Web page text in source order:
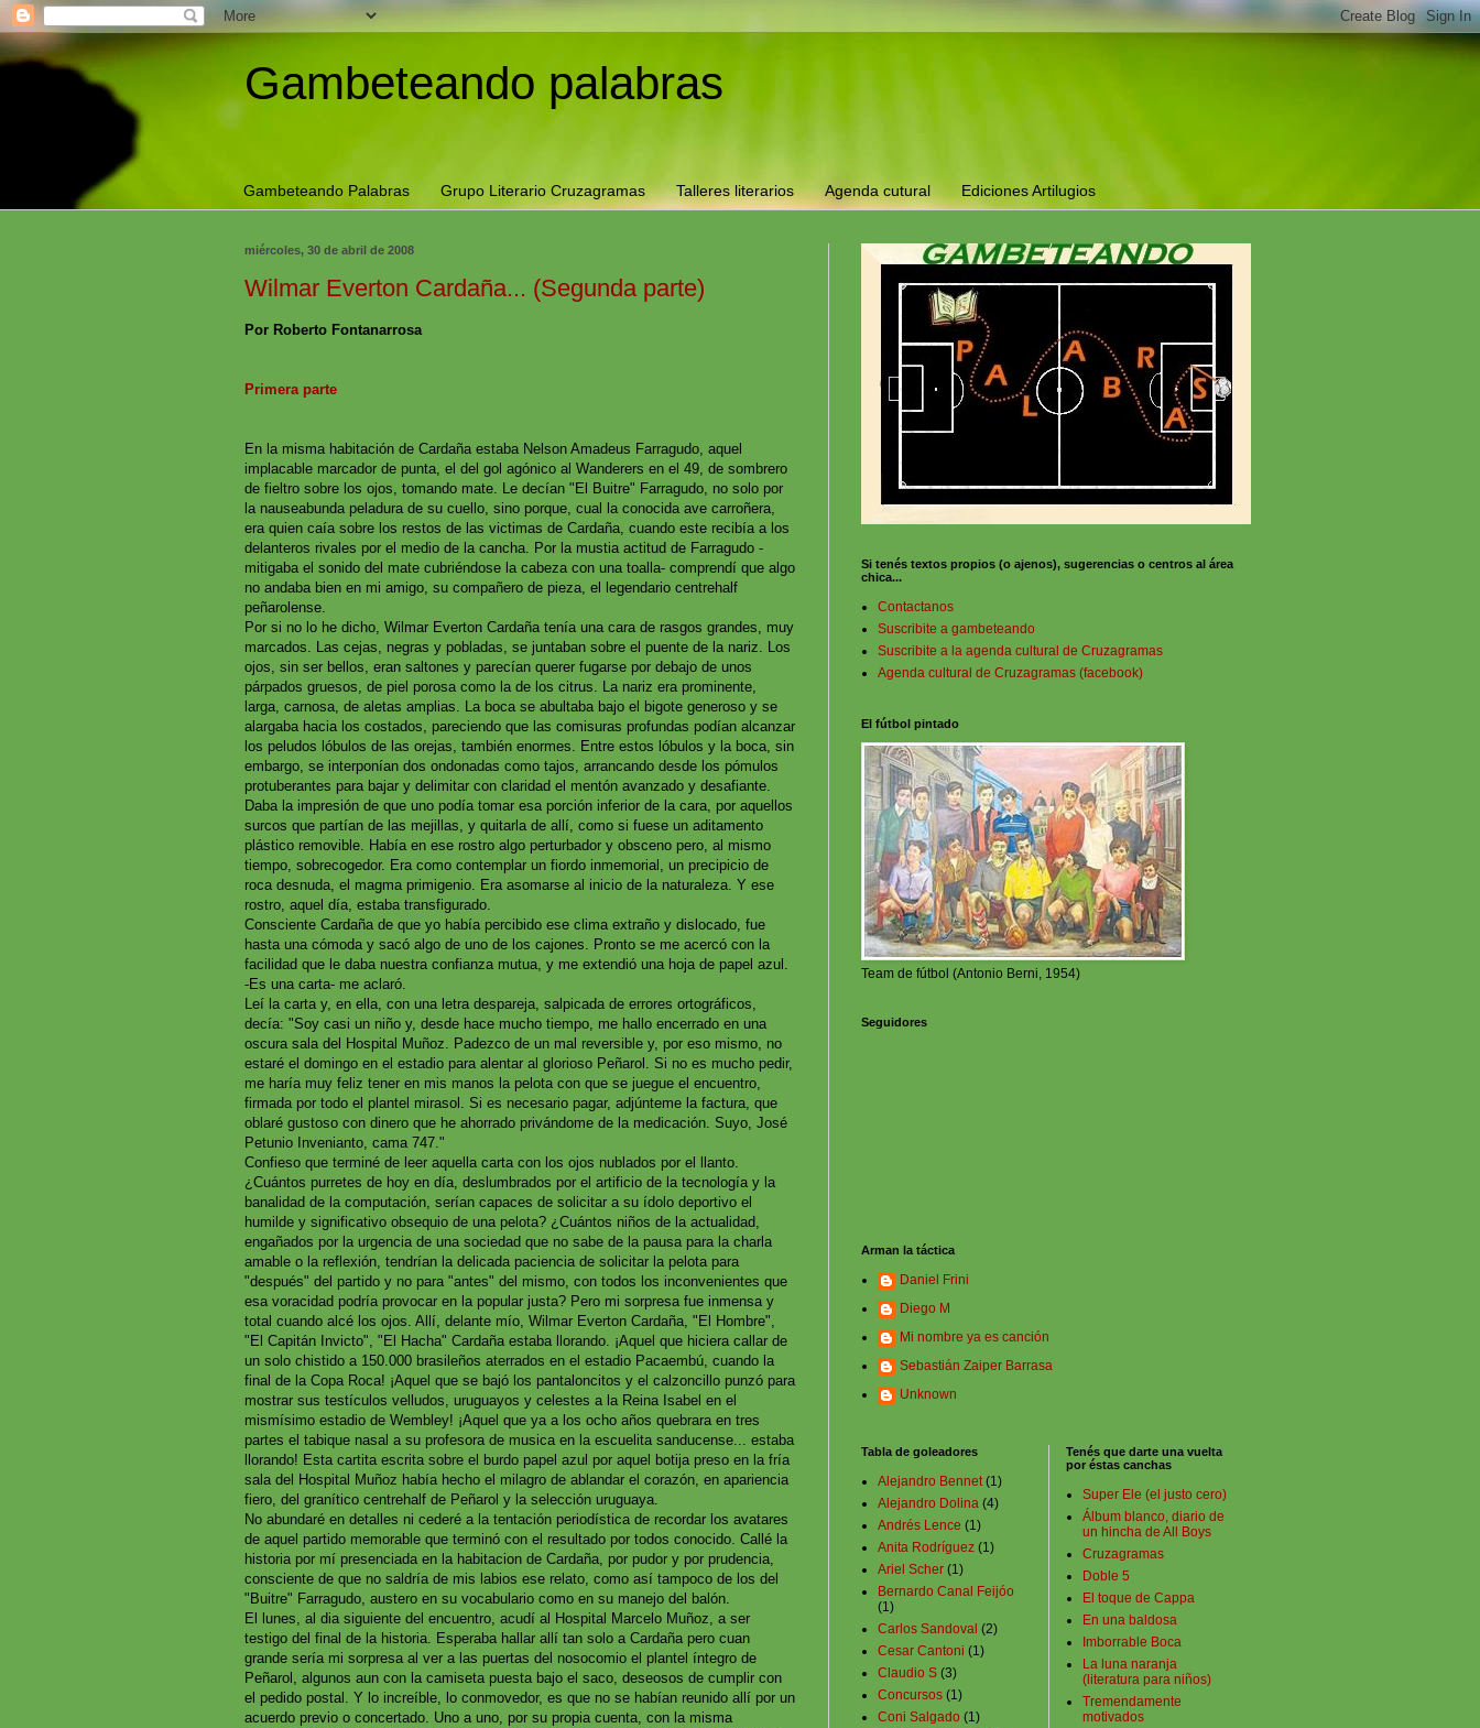
Gambeteando palabras
Gambeteando Palabras Grupo Literario Cruzagramas Talleres literarios Agenda cutural Ediciones Artilugios
miércoles, 30 de abril de 2008
Wilmar Everton Cardaña... (Segunda parte)
Por Roberto Fontanarrosa
Primera parte
En la misma habitación de Cardaña estaba Nelson Amadeus Farragudo, aquel
implacable marcador de punta, el del gol agónico al Wanderers en el 49, de sombrero
de fieltro sobre los ojos, tomando mate. Le decían "El Buitre" Farragudo, no solo por
la nauseabunda peladura de su cuello, sino porque, cual la conocida ave carroñera,
era quien caía sobre los restos de las victimas de Cardaña, cuando este recibía a los
delanteros rivales por el medio de la cancha. Por la mustia actitud de Farragudo -
mitigaba el sonido del mate cubriéndose la cabeza con una toalla- comprendí que algo
no andaba bien en mi amigo, su compañero de pieza, el legendario centrehalf
peñarolense.
Por si no lo he dicho, Wilmar Everton Cardaña tenía una cara de rasgos grandes, muy
marcados. Las cejas, negras y pobladas, se juntaban sobre el puente de la nariz. Los
ojos, sin ser bellos, eran saltones y parecían querer fugarse por debajo de unos
párpados gruesos, de piel porosa como la de los citrus. La nariz era prominente,
larga, carnosa, de aletas amplias. La boca se abultaba bajo el bigote generoso y se
alargaba hacia los costados, pareciendo que las comisuras profundas podían alcanzar
los peludos lóbulos de las orejas, también enormes. Entre estos lóbulos y la boca, sin
embargo, se interponían dos ondonadas como tajos, arrancando desde los pómulos
protuberantes para bajar y delimitar con claridad el mentón avanzado y desafiante.
Daba la impresión de que uno podía tomar esa porción inferior de la cara, por aquellos
surcos que partían de las mejillas, y quitarla de allí, como si fuese un aditamento
plástico removible. Había en ese rostro algo perturbador y obsceno pero, al mismo
tiempo, sobrecogedor. Era como contemplar un fiordo inmemorial, un precipicio de
roca desnuda, el magma primigenio. Era asomarse al inicio de la naturaleza. Y ese
rostro, aquel día, estaba transfigurado.
Consciente Cardaña de que yo había percibido ese clima extraño y dislocado, fue
hasta una cómoda y sacó algo de uno de los cajones. Pronto se me acercó con la
facilidad que le daba nuestra confianza mutua, y me extendió una hoja de papel azul.
-Es una carta- me aclaró.
Leí la carta y, en ella, con una letra despareja, salpicada de errores ortográficos,
decía: "Soy casi un niño y, desde hace mucho tiempo, me hallo encerrado en una
oscura sala del Hospital Muñoz. Padezco de un mal reversible y, por eso mismo, no
estaré el domingo en el estadio para alentar al glorioso Peñarol. Si no es mucho pedir,
me haría muy feliz tener en mis manos la pelota con que se juegue el encuentro,
firmada por todo el plantel mirasol. Si es necesario pagar, adjúnteme la factura, que
oblaré gustoso con dinero que he ahorrado privándome de la medicación. Suyo, José
Petunio Invenianto, cama 747."
Confieso que terminé de leer aquella carta con los ojos nublados por el llanto.
¿Cuántos purretes de hoy en día, deslumbrados por el artificio de la tecnología y la
banalidad de la computación, serían capaces de solicitar a su ídolo deportivo el
humilde y significativo obsequio de una pelota? ¿Cuántos niños de la actualidad,
engañados por la urgencia de una sociedad que no sabe de la pausa para la charla
amable o la reflexión, tendrían la delicada paciencia de solicitar la pelota para
"después" del partido y no para "antes" del mismo, con todos los inconvenientes que
esa voracidad podría provocar en la popular justa? Pero mi sorpresa fue inmensa y
total cuando alcé los ojos. Allí, delante mío, Wilmar Everton Cardaña, "El Hombre",
"El Capitán Invicto", "El Hacha" Cardaña estaba llorando. ¡Aquel que hiciera callar de
un solo chistido a 150.000 brasileños aterrados en el estadio Pacaembú, cuando la
final de la Copa Roca! ¡Aquel que se bajó los pantaloncitos y el calzoncillo punzó para
mostrar sus testículos velludos, uruguayos y celestes a la Reina Isabel en el
mismísimo estadio de Wembley! ¡Aquel que ya a los ocho años quebrara en tres
partes el tabique nasal a su profesora de musica en la escuelita sanducense... estaba
llorando! Esta cartita escrita sobre el burdo papel azul por aquel botija preso en la fría
sala del Hospital Muñoz había hecho el milagro de ablandar el corazón, en apariencia
fiero, del granítico centrehalf de Peñarol y la selección uruguaya.
No abundaré en detalles ni cederé a la tentación periodística de recordar los avatares
de aquel partido memorable que terminó con el resultado por todos conocido. Callé la
historia por mí presenciada en la habitacion de Cardaña, por pudor y por prudencia,
consciente de que no saldría de mis labios ese relato, como así tampoco de los del
"Buitre" Farragudo, austero en su vocabulario como en su manejo del balón.
El lunes, al dia siguiente del encuentro, acudí al Hospital Marcelo Muñoz, a ser
testigo del final de la historia. Esperaba hallar allí tan solo a Cardaña pero cuan
grande sería mi sorpresa al ver a las puertas del nosocomio el plantel íntegro de
Peñarol, algunos aun con la camiseta puesta bajo el saco, deseosos de cumplir con
el pedido postal. Y lo increíble, lo conmovedor, es que no se habían reunido allí por un
acuerdo previo o concertado. Uno a uno, por su propia cuenta, con la misma
Si tenés textos propios (o ajenos), sugerencias o centros al área
chica...
Contactanos
Suscribite a gambeteando
Suscribite a la agenda cultural de Cruzagramas
Agenda cultural de Cruzagramas (facebook)
El fútbol pintado
Team de fútbol (Antonio Berni, 1954)
Seguidores
Arman la táctica
Daniel Frini
Diego M
Mi nombre ya es canción
Sebastián Zaiper Barrasa
Unknown
Tabla de goleadores
Alejandro Bennet (1)
Alejandro Dolina (4)
Andrés Lence (1)
Anita Rodríguez (1)
Ariel Scher (1)
Bernardo Canal Feijóo
(1)
Carlos Sandoval (2)
Cesar Cantoni (1)
Claudio S (3)
Concursos (1)
Coni Salgado (1)
Tenés que darte una vuelta
por éstas canchas
Super Ele (el justo cero)
Álbum blanco, diario de
un hincha de All Boys
Cruzagramas
Doble 5
El toque de Cappa
En una baldosa
Imborrable Boca
La luna naranja
(literatura para niños)
Tremendamente
motivados